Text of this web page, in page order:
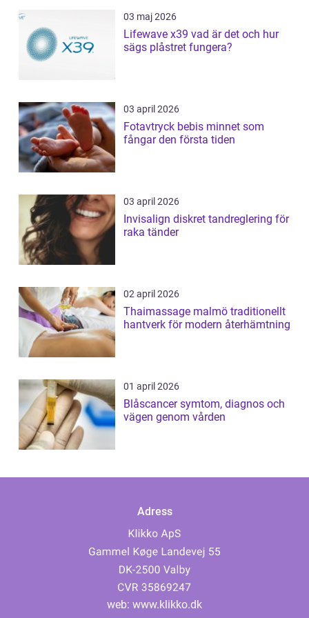
03 maj 2026
Lifewave x39 vad är det och hur
sägs plåstret fungera?
03 april 2026
Fotavtryck bebis minnet som
fångar den första tiden
03 april 2026
Invisalign diskret tandreglering för
raka tänder
02 april 2026
Thaimassage malmö traditionellt
hantverk för modern återhämtning
01 april 2026
Blåscancer symtom, diagnos och
vägen genom vården
Adress
web: www.klikko.dk